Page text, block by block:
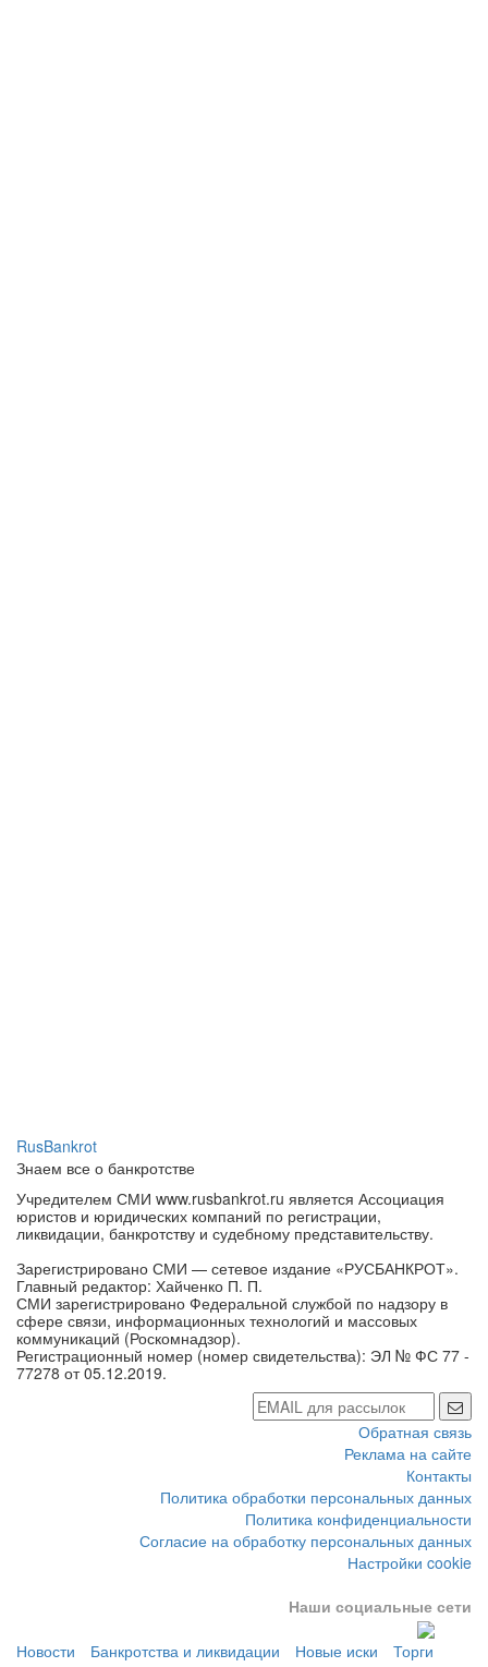
Учредителем СМИ www.rusbankrot.ru является Ассоциация
юристов и юридических компаний по регистрации,
ликвидации, банкротству и судебному представительству.
Зарегистрировано СМИ — сетевое издание «РУСБАНКРОТ».
Главный редактор: Хайченко П. П.
СМИ зарегистрировано Федеральной службой по надзору в
сфере связи, информационных технологий и массовых
коммуникаций (Роскомнадзор).
Регистрационный номер (номер свидетельства): ЭЛ № ФС 77 -
77278 от 05.12.2019.
Обратная связь
Реклама на сайте
Контакты
Политика обработки персональных данных
Политика конфиденциальности
Согласие на обработку персональных данных
Настройки cookie
Наши социальные сети
Новые иски
Торги
ВИДЕО
Copyight © 2019-2026 rusbankrot.ru
18+